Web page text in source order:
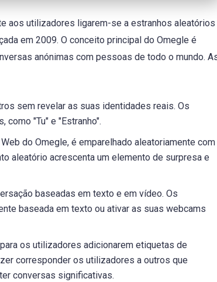
aos utilizadores ligarem-se a estranhos aleatórios
em 2009. O conceito principal do Omegle é
anónimas com pessoas de todo o mundo.
sem revelar as suas identidades reais. Os
"Tu" e "Estranho".
do Omegle, é emparelhado aleatoriamente com
aleatório acrescenta um elemento de surpresa e
baseadas em texto e em vídeo. Os
baseada em texto ou ativar as suas webcams
os utilizadores adicionarem etiquetas de
corresponder os utilizadores a outros que
conversas significativas.